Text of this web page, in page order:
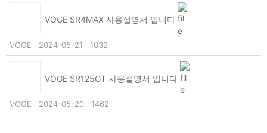
VOGE SR4MAX 사용설명서 입니다
VOGE 2024-05-21 1032
VOGE SR125GT 사용설명서 입니다
VOGE 2024-05-20 1462